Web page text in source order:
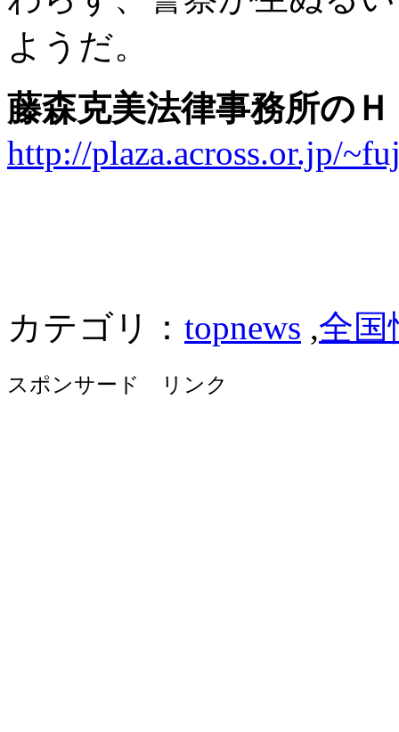
ようだ。
藤森克美法律事務所の
http://plaza.across.or.jp/
カテゴリ： topnews ,全国
スポンサード リンク